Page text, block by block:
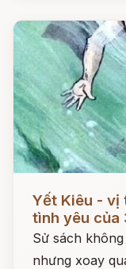
Đọc ngay
Yết Kiêu - vị
tình yêu của
Sử sách
nhưng xoay